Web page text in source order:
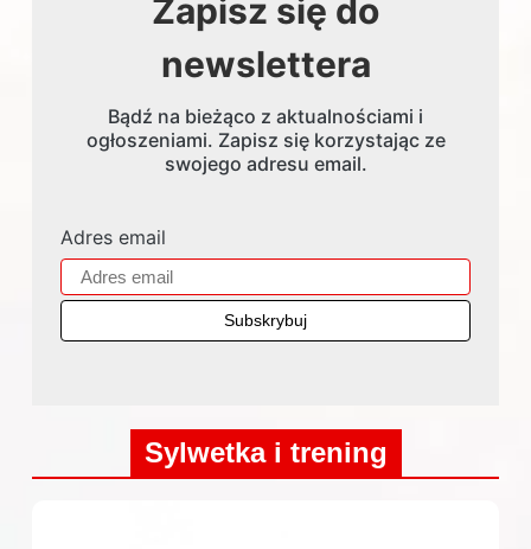
Zapisz się do
newslettera
Bądź na bieżąco z aktualnościami i
ogłoszeniami. Zapisz się korzystając ze
swojego adresu email.
Adres email
Sylwetka i trening